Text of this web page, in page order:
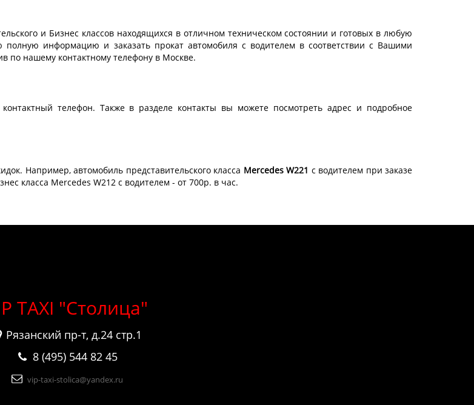
и Бизнес классов находящихся в отличном техническом состоянии и готовых в любую
информацию и заказать прокат автомобиля с водителем в соответствии с Вашими
по нашему контактному телефону в Москве.
телефон. Также в разделе контакты вы можете посмотреть адрес и подробное
Например, автомобиль представительского класса Mercedes W221 с водителем при заказе
класса Mercedes W212 с водителем - от 700р. в час.
TAXI "Столица"
Рязанский пр-т, д.24 стр.1
8 (495) 544 82 45
vip-taxi-stolica@yandex.ru